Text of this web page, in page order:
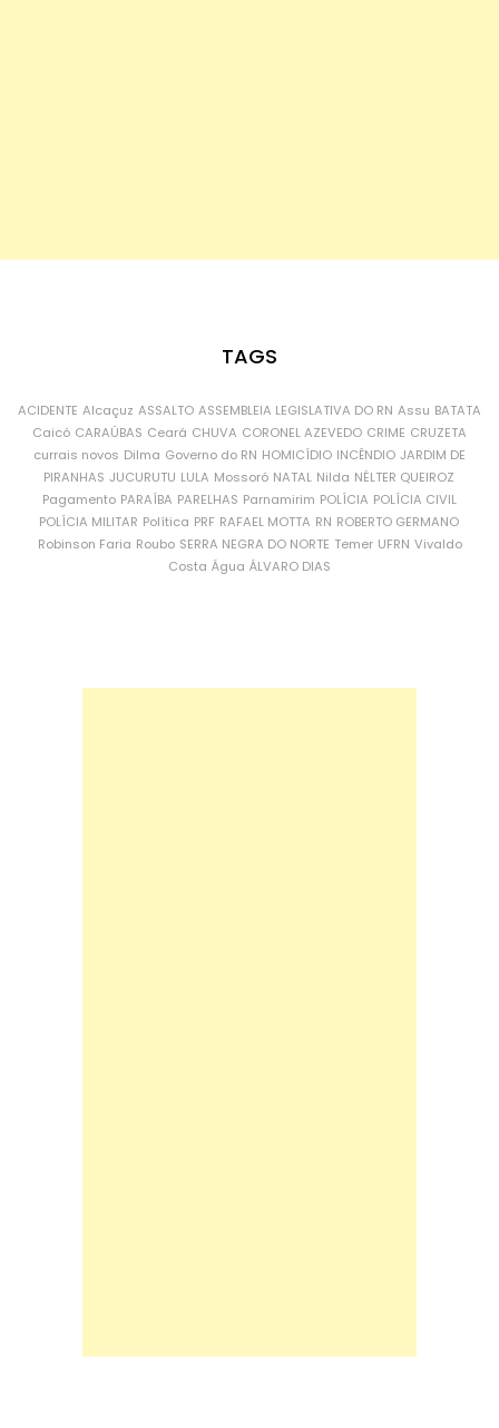
TAGS
ACIDENTE Alcaçuz ASSALTO ASSEMBLEIA LEGISLATIVA DO RN Assu BATATA
Caicó CARAÚBAS Ceará CHUVA CORONEL AZEVEDO CRIME CRUZETA
currais novos Dilma Governo do RN HOMICÍDIO INCÊNDIO JARDIM DE
PIRANHAS JUCURUTU LULA Mossoró NATAL Nilda NÉLTER QUEIROZ
Pagamento PARAÍBA PARELHAS Parnamirim POLÍCIA POLÍCIA CIVIL
POLÍCIA MILITAR Política PRF RAFAEL MOTTA RN ROBERTO GERMANO
Robinson Faria Roubo SERRA NEGRA DO NORTE Temer UFRN Vivaldo
Costa Água ÁLVARO DIAS